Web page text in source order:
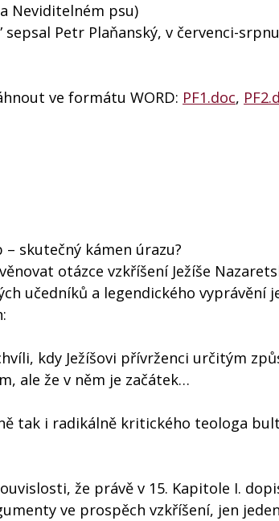
Neviditelném psu)
Petr Plaňanský, v červenci-srpnu
ve formátu WORD: PF1.doc,
skutečný kámen úrazu?
otázce vzkříšení Ježíše
učedníků a legendického vyprávění
kdy Ježíšovi přívrženci určitým
ale že v něm je začátek…
tak i radikálně kritického teologa
že právě v 15. Kapitole I.
ve prospěch vzkříšení, jen